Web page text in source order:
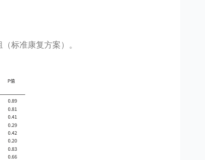
标准康复方案）。